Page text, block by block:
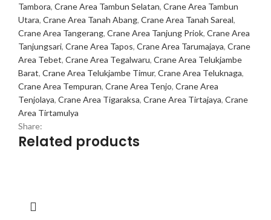
Tambora, Crane Area Tambun Selatan, Crane Area Tambun
Utara, Crane Area Tanah Abang, Crane Area Tanah Sareal,
Crane Area Tangerang, Crane Area Tanjung Priok, Crane Area
Tanjungsari, Crane Area Tapos, Crane Area Tarumajaya, Crane
Area Tebet, Crane Area Tegalwaru, Crane Area Telukjambe
Barat, Crane Area Telukjambe Timur, Crane Area Teluknaga,
Crane Area Tempuran, Crane Area Tenjo, Crane Area
Tenjolaya, Crane Area Tigaraksa, Crane Area Tirtajaya, Crane
Area Tirtamulya
Share:
Related products